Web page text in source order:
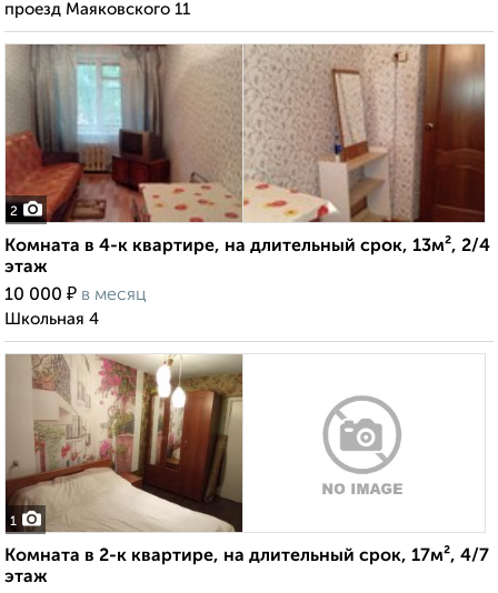
проезд Маяковского 11
2
Комната в 4-к квартире, на длительный срок, 13м², 2/4
этаж
10 000 ₽ в месяц
Школьная 4
1
Комната в 2-к квартире, на длительный срок, 17м², 4/7
этаж